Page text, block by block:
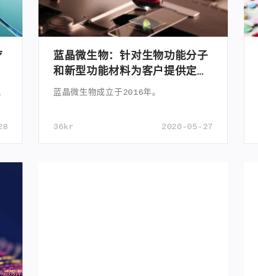
蓝晶微生物：针对生物功能分子
和新型功能材料为客户提供定制
化研发方案
蓝晶微生物成立于2016年。
2020-05-27
36kr